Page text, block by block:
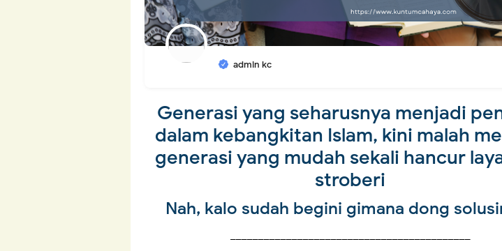
admin kc
Generasi yang seharusnya menjadi
dalam kebangkitan Islam, kini malah
generasi yang mudah sekali hancur
stroberi
Nah, kalo sudah begini gimana dong